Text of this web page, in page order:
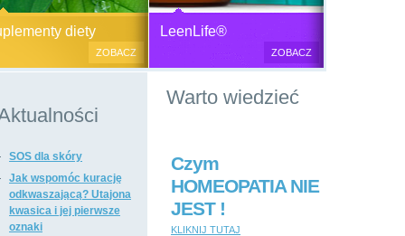
Generator plazmy
diety
Suplementy diety, zdrowa żywność i
przeciwbakteryjne, przeciwgrzybicze
ogólnie wzmacniające i regulujące
funkcje organizmu, dietetyczne i
regulujące pracę układu
ZOBACZ
LeenLife®
ZOBACZ
SOS dla skóry
Jak wspomóc kurację
odkwaszającą? Utajona
kwasica i jej pierwsze
oznaki
Warto wiedzieć
Czym
HOMEOPATIA NIE
JEST !
KLIKNIJ TUTAJ